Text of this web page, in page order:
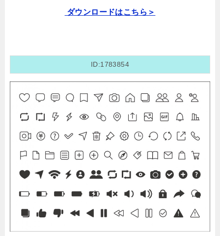
ダウンロードはこちら＞
ID:1783854